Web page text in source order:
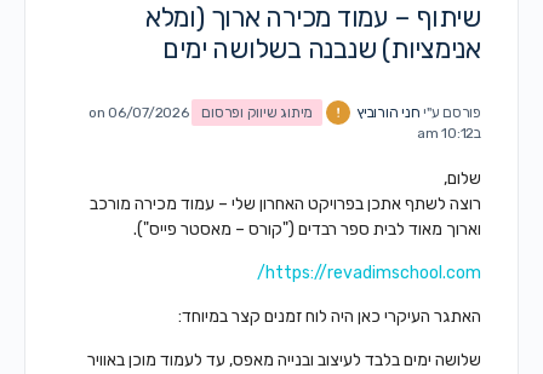
שיתוף – עמוד מכירה ארוך (ומלא
אנימציות) שנבנה בשלושה ימים
פורסם ע"י חני הורוביץ מיתוג שיווק ופרסום
on 06/07/2026
ב10:12 am
שלום,
רוצה לשתף אתכן בפרויקט האחרון שלי – עמוד מכירה מורכב
וארוך מאוד לבית ספר רבדים ("קורס – מאסטר פייס").
https://revadimschool.com/
האתגר העיקרי כאן היה לוח זמנים קצר במיוחד:
שלושה ימים בלבד לעיצוב ובנייה מאפס, עד לעמוד מוכן באוויר